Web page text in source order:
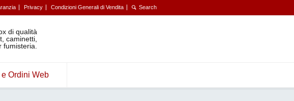
Privacy Condizioni Generali di Vendita
di qualità
caminetti,
fumisteria.
Ordini Web